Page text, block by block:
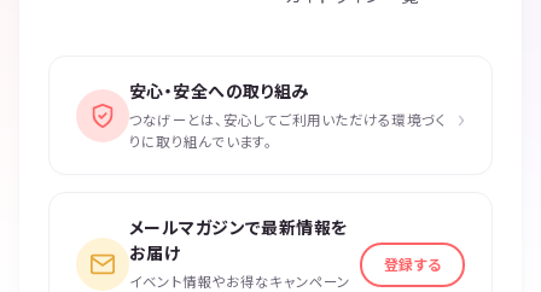
安心・安全への取り組み
つなげーとは、安心してご利用いただける環境づく
りに取り組んでいます。
›
メールマガジンで最新情報を
お届け
イベント情報やお得なキャンペーン
登録する